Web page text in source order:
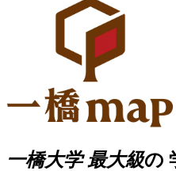
一橋大学 最大級の